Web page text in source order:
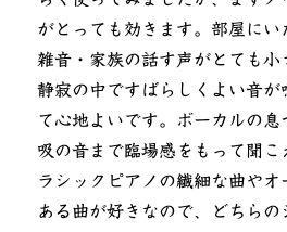
がとっても効きます。部屋にい
雑音・家族の話す声がとても小
静寂の中ですばらしくよい音が
て心地よいです。ボーカルの
吸の音まで臨場感をもって聞こ
ラシックピアノの繊細な曲やオ
ある曲が好きなので、どちら